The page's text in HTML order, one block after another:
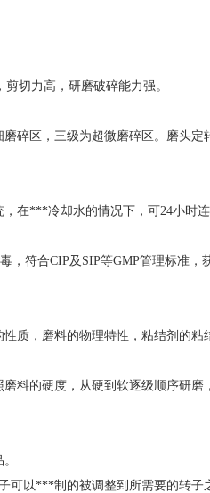
切力高，研磨破碎能力强。
碎区，三级为超微磨碎区。磨头
在***冷却水的情况下，可24小时连
，符合CIP及SIP等GMP管理标准
质，磨料的物理特性，粘结剂的
料的硬度，从硬到软逐级顺序研
以***制的被调整到所需要的转子